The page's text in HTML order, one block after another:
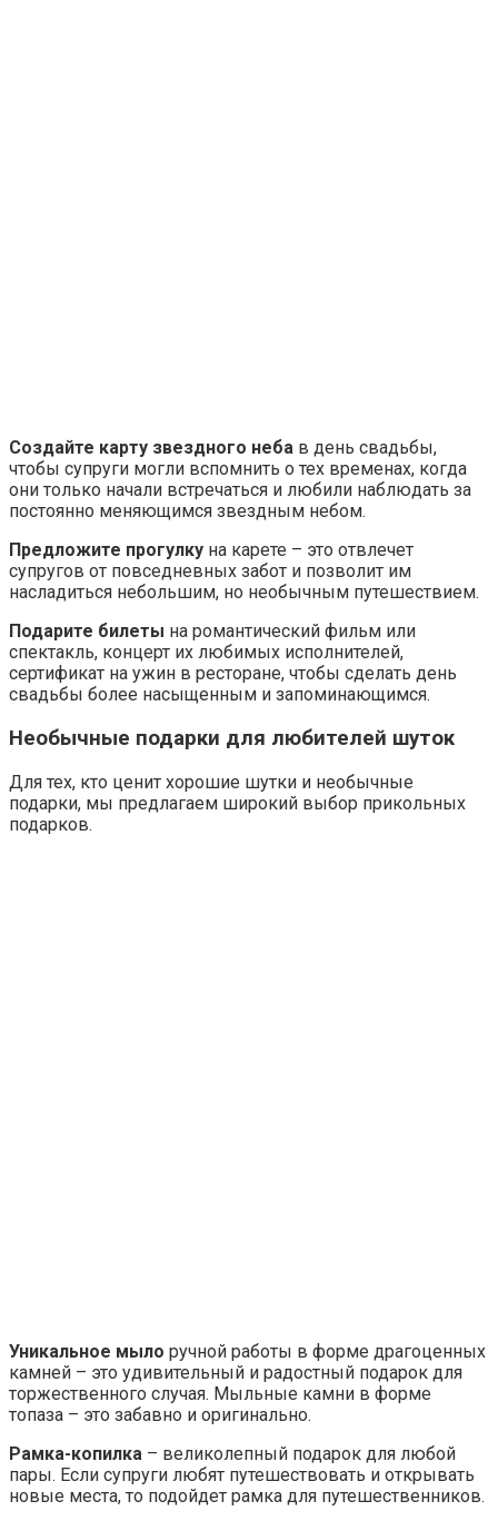
Создайте карту звездного неба в день свадьбы,
чтобы супруги могли вспомнить о тех временах, когда
они только начали встречаться и любили наблюдать за
постоянно меняющимся звездным небом.
Предложите прогулку на карете – это отвлечет
супругов от повседневных забот и позволит им
насладиться небольшим, но необычным путешествием.
Подарите билеты на романтический фильм или
спектакль, концерт их любимых исполнителей,
сертификат на ужин в ресторане, чтобы сделать день
свадьбы более насыщенным и запоминающимся.
Необычные подарки для любителей шуток
Для тех, кто ценит хорошие шутки и необычные
подарки, мы предлагаем широкий выбор прикольных
подарков.
Уникальное мыло ручной работы в форме драгоценных
камней – это удивительный и радостный подарок для
торжественного случая. Мыльные камни в форме
топаза – это забавно и оригинально.
Рамка-копилка – великолепный подарок для любой
пары. Если супруги любят путешествовать и открывать
новые места, то подойдет рамка для путешественников.